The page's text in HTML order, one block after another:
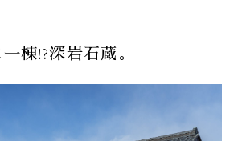
棟!?深岩石蔵。